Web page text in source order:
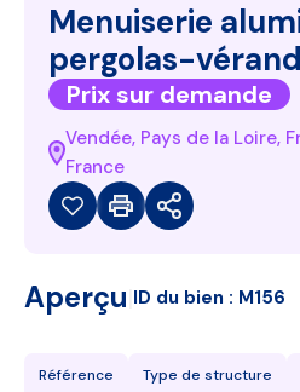
Menuiserie
pergolas-
Prix sur demande
Vendée, Pays de la Loire,
France
Aperçu ID du bien : M156
Référence
Type de structure